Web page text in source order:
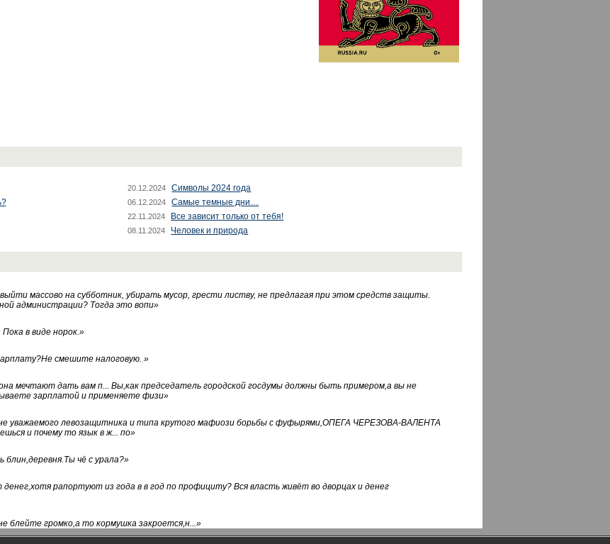
20.12.2024 Символы 2024 года
06.12.2024 Самые темные дни…
22.11.2024 Все зависит только от тебя!
08.11.2024 Человек и природа
массово на субботник, убирать мусор, грести листву, не предлагая при этом средств защиты.
администрации? Тогда это вопи»
в виде норок.»
смешите налоговую. »
мечтают дать вам п... Вы,как председатель городской госдумы должны быть примером,а вы не
зарплатой и применяете физи»
уважаемого левозащитника и типа крутого мафиози борьбы с фуфырями,ОПЕГА ЧЕРЕЗОВА-ВАЛЕНТА
и почему то язык в ж... по»
чё с урала?»
рапортуют из года в в год по профициту? Вся власть живёт во дворцах и денег
блейте громко,а то кормушка закроется,н...»